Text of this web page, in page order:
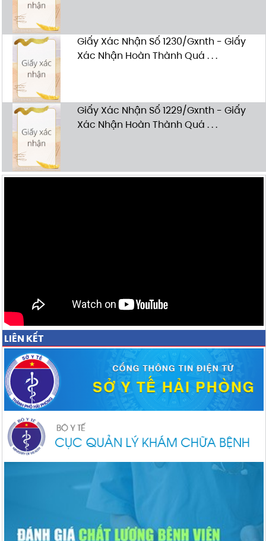
Giấy Xác Nhận Số 1230/Gxnth - Giấy
Xác Nhận Hoàn Thành Quá . . .
Giấy Xác Nhận Số 1229/Gxnth - Giấy
Xác Nhận Hoàn Thành Quá . . .
LIÊN KẾT